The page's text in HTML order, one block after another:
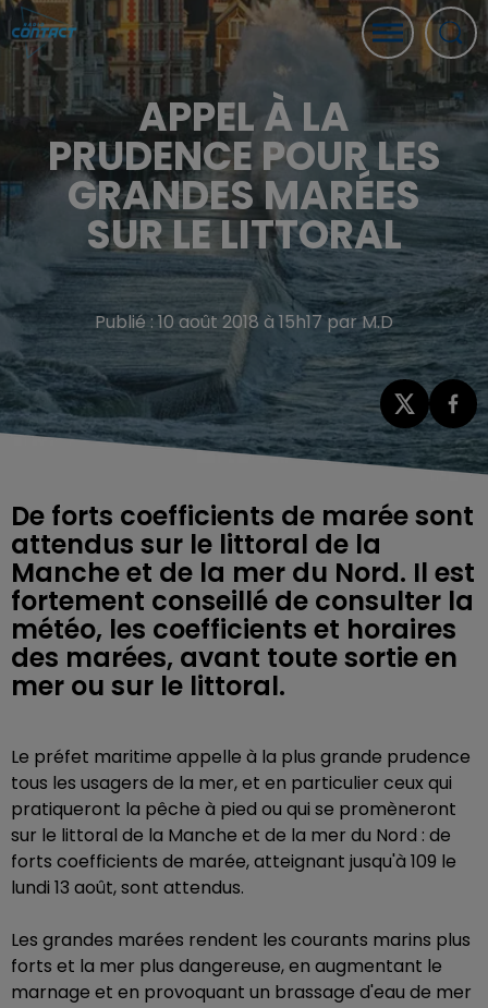
APPEL À LA
PRUDENCE POUR LES
GRANDES MARÉES
SUR LE LITTORAL
Publié : 10 août 2018 à 15h17 par M.D
De forts coefficients de marée sont
attendus sur le littoral de la
Manche et de la mer du Nord. Il est
fortement conseillé de consulter la
météo, les coefficients et horaires
des marées, avant toute sortie en
mer ou sur le littoral.
Le préfet maritime appelle à la plus grande prudence
tous les usagers de la mer, et en particulier ceux qui
pratiqueront la pêche à pied ou qui se promèneront
sur le littoral de la Manche et de la mer du Nord : de
forts coefficients de marée, atteignant jusqu'à 109 le
lundi 13 août, sont attendus.
Les grandes marées rendent les courants marins plus
forts et la mer plus dangereuse, en augmentant le
marnage et en provoquant un brassage d'eau de mer